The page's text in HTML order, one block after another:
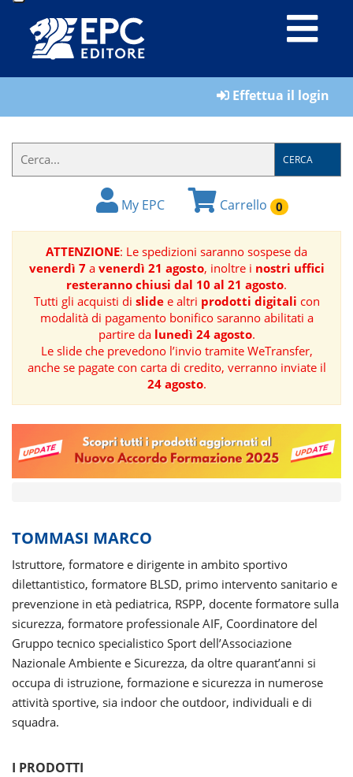
LIBRI
IL
FORMATORE
BOOK
RIVISTE
MANUALISTICA
SOFTWARE
AREE
TEMATICHE
Effettua il login
CERCA
My EPC Carrello 0
ATTENZIONE: Le spedizioni saranno sospese da
venerdì 7a venerdì 21 agosto, inoltre i nostri uffici
resteranno chiusi dal 10 al 21 agosto.
Tutti gli acquisti di slidee altri prodotti digitali con
modalità di pagamento bonifico saranno abilitati a
partire da lunedì 24 agosto.
Le slide che prevedono l’invio tramite WeTransfer,
anche se pagate con carta di credito, verranno inviate il
24 agosto.
TOMMASI MARCO
Istruttore, formatore e dirigente in ambito sportivo
dilettantistico, formatore BLSD, primo intervento sanitario e
prevenzione in età pediatrica, RSPP, docente formatore sulla
sicurezza, formatore professionale AIF, Coordinatore del
Gruppo tecnico specialistico Sport dell’Associazione
Nazionale Ambiente e Sicurezza, da oltre quarant’anni si
occupa di istruzione, formazione e sicurezza in numerose
attività sportive, sia indoor che outdoor, individuali e di
squadra.
I PRODOTTI